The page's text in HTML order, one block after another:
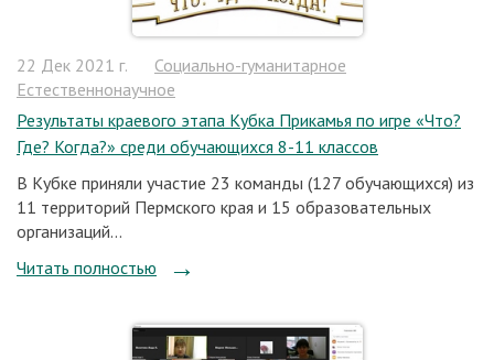
22 Дек 2021 г.
Социально-гуманитарное
Естественнонаучное
Результаты краевого этапа Кубка Прикамья по игре «Что?
Где? Когда?» среди обучающихся 8-11 классов
В Кубке приняли участие 23 команды (127 обучающихся) из
11 территорий Пермского края и 15 образовательных
организаций...
Читать полностью